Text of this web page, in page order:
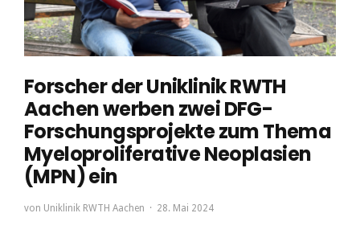
Forscher der Uniklinik RWTH
Aachen werben zwei DFG-
Forschungsprojekte zum Thema
Myeloproliferative Neoplasien
(MPN) ein
von Uniklinik RWTH Aachen 28. Mai 2024